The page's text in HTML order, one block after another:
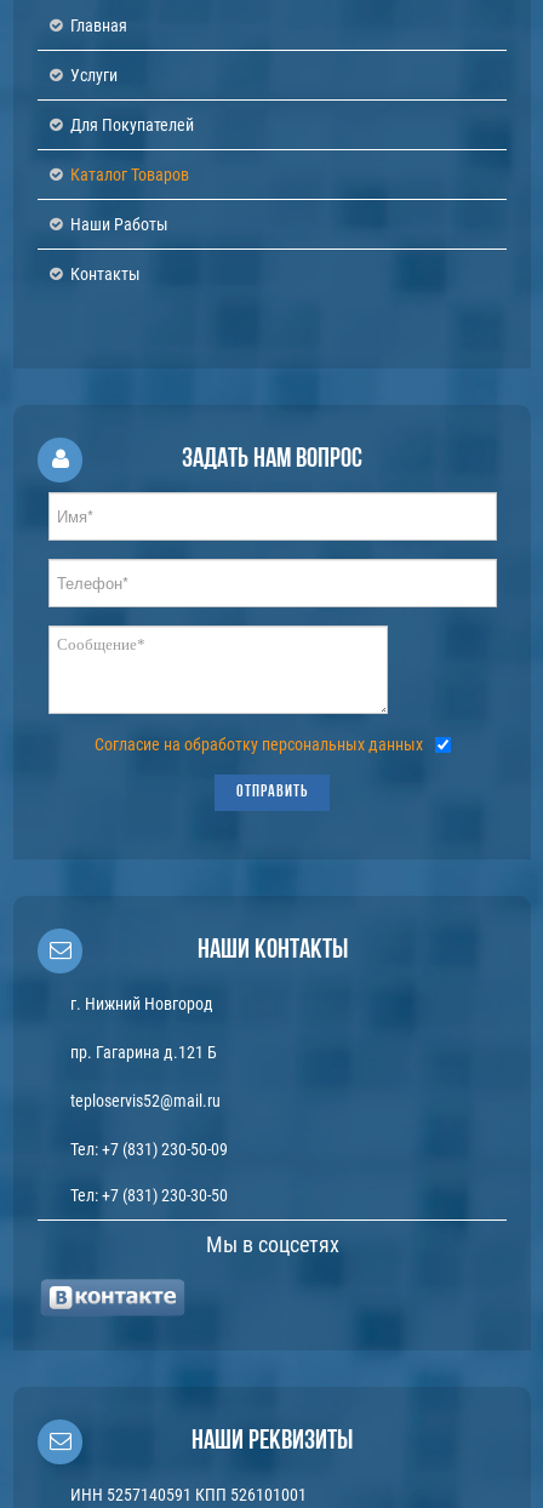
Главная
Услуги
Для Покупателей
Каталог Товаров
Наши Работы
Контакты
Задать нам вопрос
Согласие на обработку персональных данных
ОТПРАВИТЬ
Наши контакты
г. Нижний Новгород
пр. Гагарина д.121 Б
teploservis52@mail.ru
Тел:+7 (831) 230-50-09
Тел:+7 (831) 230-30-50
Мы в соцсетях
Наши реквизиты
ИНН 5257140591 КПП 526101001